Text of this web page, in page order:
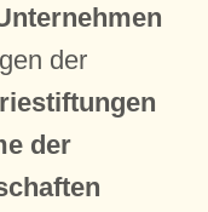
der
der